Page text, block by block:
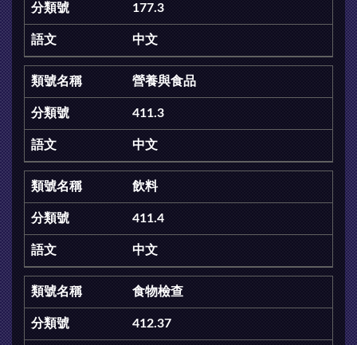
177.3
中文
營養與食品
411.3
中文
飲料
411.4
中文
食物檢查
412.37